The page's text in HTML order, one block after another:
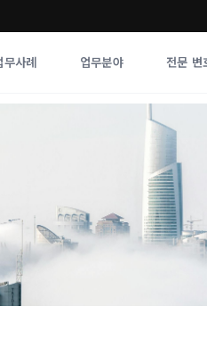
무사례 업무분야 전문 변